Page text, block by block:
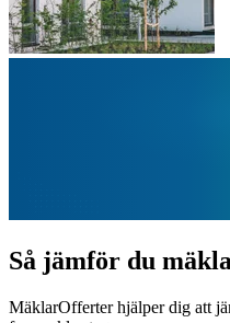
Så jämför du
MäklarOfferter hjälper dig att